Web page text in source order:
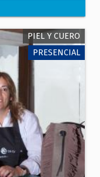
EN
PIEL Y CUERO
PRESENCIAL